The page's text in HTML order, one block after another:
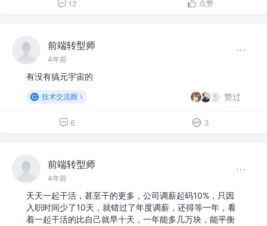
12 点赞
前端转型师
4年前
有没有搞元宇宙的
技术交流圈 赞过
6 3
前端转型师
4年前
天天一起干活，甚至干的更多，公司调薪起码10%，只因
入职时间少了10天，就错过了年度调薪，还得等一年，看
着一起干活的比自己就早十天，一年能多几万块，能平衡